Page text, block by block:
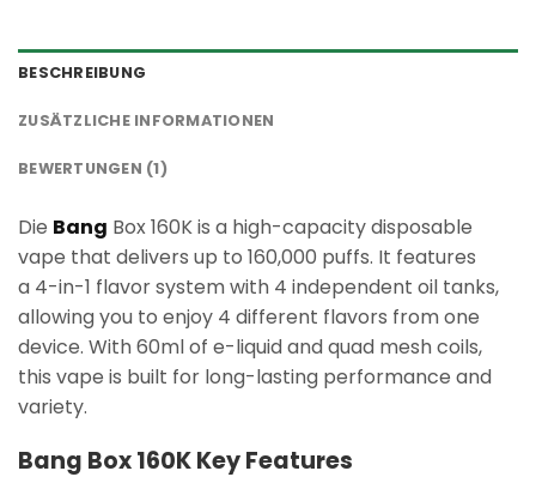
BESCHREIBUNG
ZUSÄTZLICHE INFORMATIONEN
BEWERTUNGEN (1)
Die Bang Box 160K is a high-capacity disposable
vape that delivers up to 160,000 puffs. It features
a 4-in-1 flavor system with 4 independent oil tanks,
allowing you to enjoy 4 different flavors from one
device. With 60ml of e-liquid and quad mesh coils,
this vape is built for long-lasting performance and
variety.
Bang Box 160K Key Features